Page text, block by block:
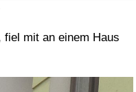
mit an einem Haus